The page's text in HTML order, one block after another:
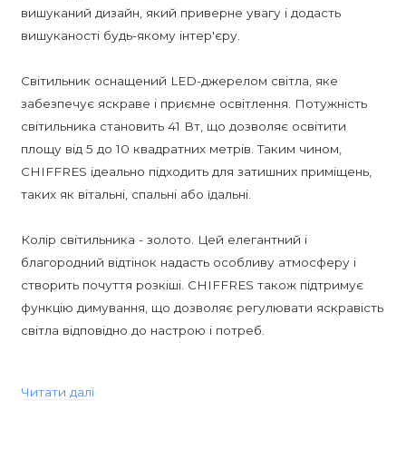
вишуканий дизайн, який приверне увагу і додасть
вишуканості будь-якому інтер'єру.
Світильник оснащений LED-джерелом світла, яке
забезпечує яскраве і приємне освітлення. Потужність
світильника становить 41 Вт, що дозволяє освітити
площу від 5 до 10 квадратних метрів. Таким чином,
CHIFFRES ідеально підходить для затишних приміщень,
таких як вітальні, спальні або їдальні.
Колір світильника - золото. Цей елегантний і
благородний відтінок надасть особливу атмосферу і
створить почуття розкіші. CHIFFRES також підтримує
функцію димування, що дозволяє регулювати яскравість
світла відповідно до настрою і потреб.
призначений для використання в сухих приміщеннях.
Читати далі